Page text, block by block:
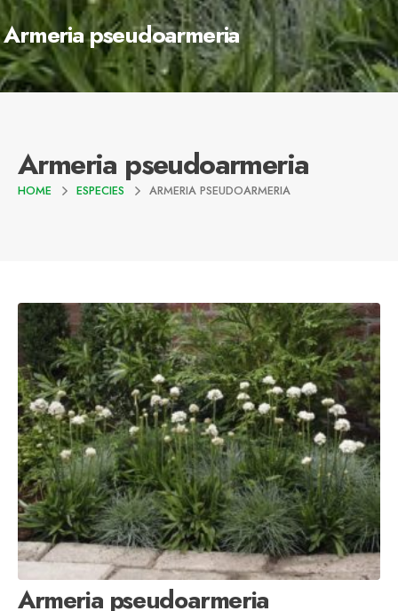
Armeria pseudoarmeria
Armeria pseudoarmeria
HOME ESPECIES ARMERIA PSEUDOARMERIA
Armeria pseudoarmeria